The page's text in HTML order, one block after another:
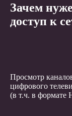
Зачем
доступ к
Просмотр
цифрового
(в т.ч. в формате